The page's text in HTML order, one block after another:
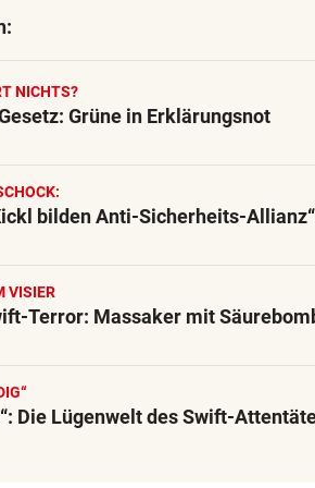
NICHTS?
Grüne in Erklärungsnot
bilden Anti-Sicherheits-Allianz“
VISIER
Terror: Massaker mit
Die Lügenwelt des Swift-